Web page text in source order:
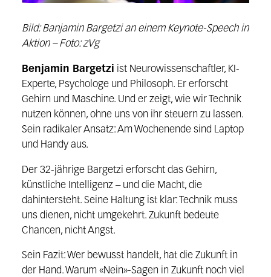
Bild: Banjamin Bargetzi an einem Keynote-Speech in
Aktion – Foto: zVg
Benjamin Bargetzi ist Neurowissenschaftler, KI-
Experte, Psychologe und Philosoph. Er erforscht
Gehirn und Maschine. Und er zeigt, wie wir Technik
nutzen können, ohne uns von ihr steuern zu lassen.
Sein radikaler Ansatz: Am Wochenende sind Laptop
und Handy aus.
Der 32-jährige Bargetzi erforscht das Gehirn,
künstliche Intelligenz – und die Macht, die
dahintersteht. Seine Haltung ist klar: Technik muss
uns dienen, nicht umgekehrt. Zukunft bedeute
Chancen, nicht Angst.
Sein Fazit: Wer bewusst handelt, hat die Zukunft in
der Hand. Warum «Nein»-Sagen in Zukunft noch viel